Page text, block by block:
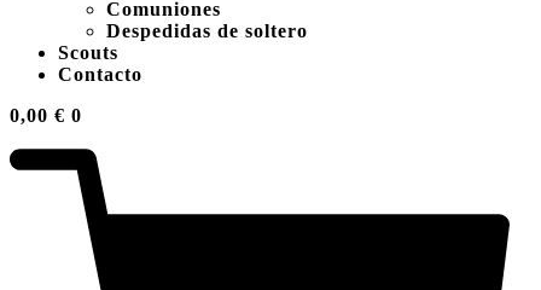
Comuniones
Despedidas de soltero
Scouts
Contacto
0,00 € 0